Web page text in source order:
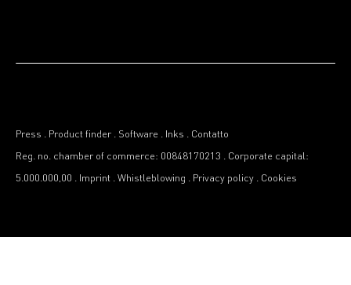
Press . Product finder . Software . Inks . Contatto
Reg. no. chamber of commerce: 00848170213 . Corporate capital:
5.000.000,00 . Imprint . Whistleblowing . Privacy policy . Cookies